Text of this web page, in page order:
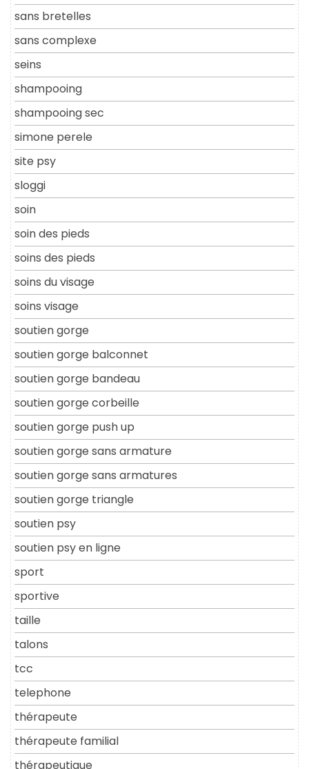
sans bretelles
sans complexe
seins
shampooing
shampooing sec
simone perele
site psy
sloggi
soin
soin des pieds
soins des pieds
soins du visage
soins visage
soutien gorge
soutien gorge balconnet
soutien gorge bandeau
soutien gorge corbeille
soutien gorge push up
soutien gorge sans armature
soutien gorge sans armatures
soutien gorge triangle
soutien psy
soutien psy en ligne
sport
sportive
taille
talons
tcc
telephone
thérapeute
thérapeute familial
thérapeutique